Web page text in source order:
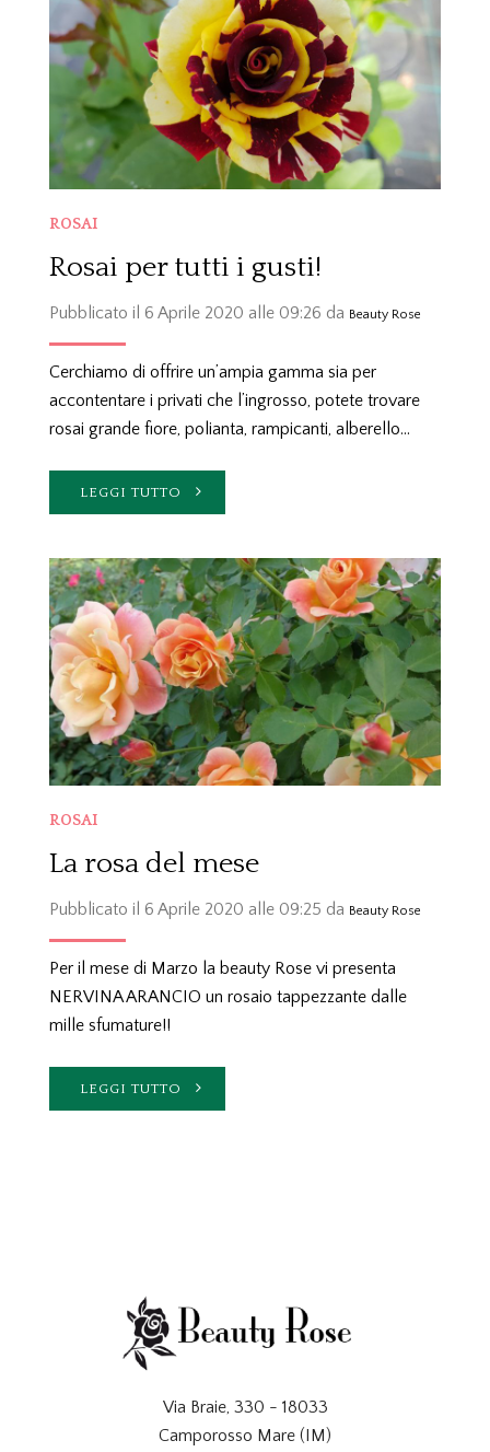
ROSAI
Rosai per tutti i gusti!
Pubblicato il 6 Aprile 2020 alle 09:26 da Beauty Rose
Cerchiamo di offrire un’ampia gamma sia per
accontentare i privati che l’ingrosso, potete trovare
rosai grande fiore, polianta, rampicanti, alberello…
LEGGI TUTTO
ROSAI
La rosa del mese
Pubblicato il 6 Aprile 2020 alle 09:25 da Beauty Rose
Per il mese di Marzo la beauty Rose vi presenta
NERVINA ARANCIO un rosaio tappezzante dalle
mille sfumature!!
LEGGI TUTTO
Via Braie, 330 - 18033
Camporosso Mare (IM)